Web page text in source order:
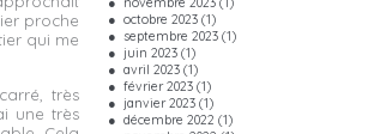
proche
qui me
très
une très
octobre 2023 (1)
septembre 2023 (1)
juin 2023 (1)
avril 2023 (1)
février 2023 (1)
janvier 2023 (1)
décembre 2022 (1)